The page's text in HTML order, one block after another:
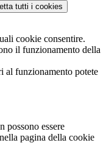
tutti i cookies
cookie consentire.
il funzionamento della
al funzionamento potete
possono essere
pagina della cookie